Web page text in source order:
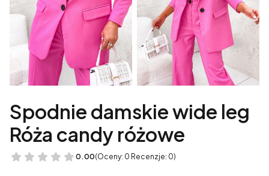
Spodnie damskie wide leg
Róża candy różowe
0.00(Oceny: 0 Recenzje: 0)